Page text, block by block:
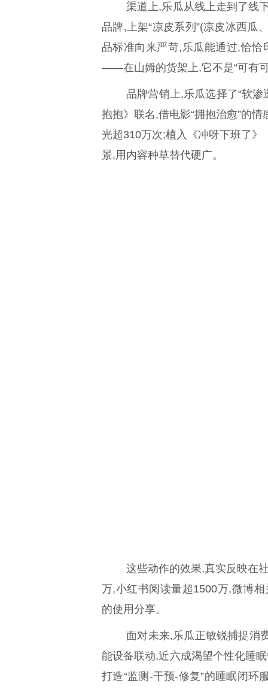
渠道上,乐瓜从线上走到了线
品牌,上架“凉皮系列”(凉皮冰西瓜
品标准向来严苛,乐瓜能通过,恰恰
——在山姆的货架上,它不是“可有
品牌营销上,乐瓜选择了“软渗
抱抱》联名,借电影“拥抱治愈”的
光超310万次;植入《冲呀下班了
景,用内容种草替代硬广。
这些动作的效果,真实反映在
万,小红书阅读量超1500万,微博
的使用分享。
面对未来,乐瓜正敏锐捕捉消
能设备联动,近六成渴望个性化睡
打造“监测-干预-修复”的睡眠闭环